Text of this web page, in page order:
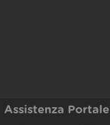
Assistenza Portale